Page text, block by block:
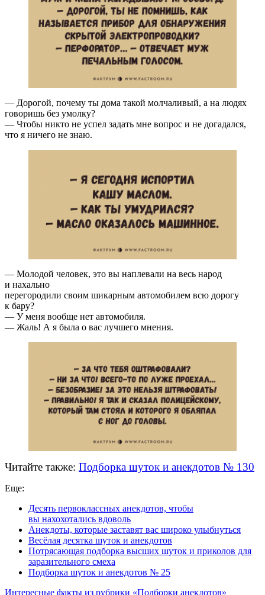
— Дорогой, почему ты дома такой молчаливый, а на людях
говоришь без умолку?
— Чтобы никто не успел задать мне вопрос и не догадался,
что я ничего не знаю.
— Молодой человек, это вы наплевали на весь народ
и нахально
перегородили своим шикарным автомобилем всю дорогу
к бару?
— У меня вообще нет автомобиля.
— Жаль! А я была о вас лучшего мнения.
Читайте также: Подборка шуток и анекдотов № 130
Еще:
Десять первоклассных анекдотов, чтобы
вы нахохотались вдоволь
Анекдоты, которые заставят вас широко улыбнуться
Весёлая десятка шуток и анекдотов
Потрясающая подборка высших шуток и приколов для
заразительного смеха
Подборка шуток и анекдотов № 25
Интересные факты из рубрики «Подборки анекдотов»